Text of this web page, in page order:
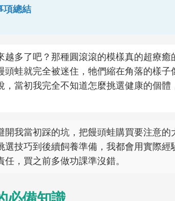
項總結
越多了吧？那種圓滾滾的模樣真的超療癒
頭蛙就完全被迷住，牠們縮在角落的樣子
，當初我完全不知道怎麼挑選健康的個體
開我當初踩的坑，把饅頭蛙購買要注意的
選技巧到後續飼養準備，我都會用實際經
，買之前多做功課準沒錯。